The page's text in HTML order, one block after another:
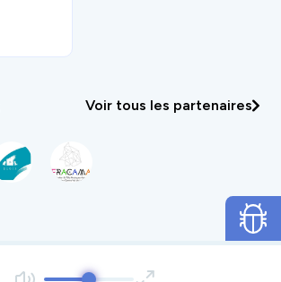
Voir tous les partenaires